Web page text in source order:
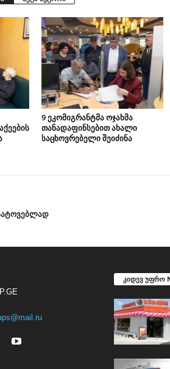
9 ეკომიგრანტმა ოჯახმა
თანადაფინსებით ახალი
საცხოვრებელი შეიძინა
კიდევ უფრო